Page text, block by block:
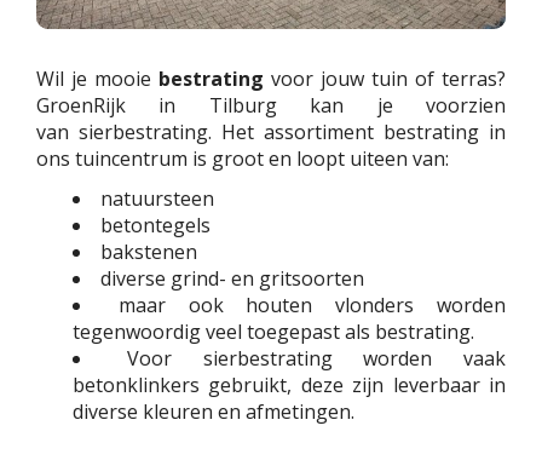
Wil je mooie bestrating voor jouw tuin of terras?
GroenRijk in Tilburg kan je voorzien
van sierbestrating. Het assortiment bestrating in
ons tuincentrum is groot en loopt uiteen van:
natuursteen
betontegels
bakstenen
diverse grind- en gritsoorten
maar ook houten vlonders worden
tegenwoordig veel toegepast als bestrating.
Voor sierbestrating worden vaak
betonklinkers gebruikt, deze zijn leverbaar in
diverse kleuren en afmetingen.